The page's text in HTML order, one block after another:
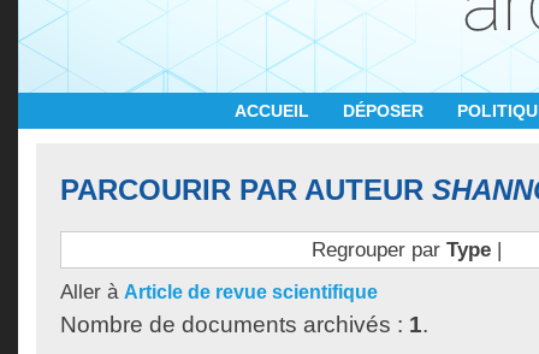
ACCUEIL DÉPOSER
PARCOURIR PAR AUTEUR
Regrouper par Type|
Aller à Article de revue scientifique
Nombre de documents archivés : 1.